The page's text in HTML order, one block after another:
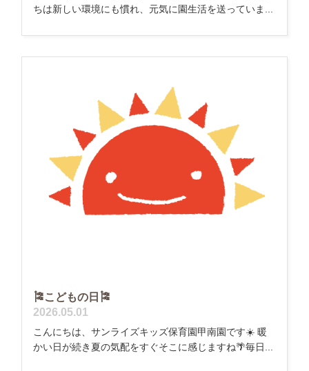
ちは新しい環境にも慣れ、元気に園生活を送っていま...
🎏こどもの日🎏
2026.05.01
こんにちは、サンライズキッズ保育園甲南園です☀️ 暖
かい日が続き夏の気配をすぐそこに感じますね🌴毎日...